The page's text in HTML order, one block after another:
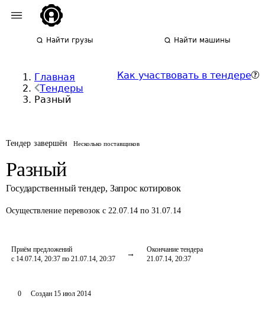
Найти грузы Найти машины
Главная
Тендеры
Разный
Как участвовать в тендере
Тендер завершён Несколько поставщиков
Разный
Государственный тендер, Запрос котировок
Осуществление перевозок с 22.07.14 по 31.07.14
Приём предложений
с 14.07.14, 20:37 по 21.07.14, 20:37
Окончание тендера
21.07.14, 20:37
0 Создан 15 июл 2014